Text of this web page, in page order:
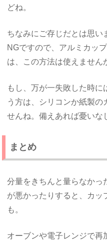
どね。
ちなみにご存じだとは思い
NGですので、アルミカッ
は、この方法は使えません
もし、万が一失敗した時
う方は、シリコンか紙製の
せんね。備えあれば憂いな
まとめ
分量をきちんと量らなかっ
が悪かったりすると、カッ
も。
オーブンや電子レンジで再